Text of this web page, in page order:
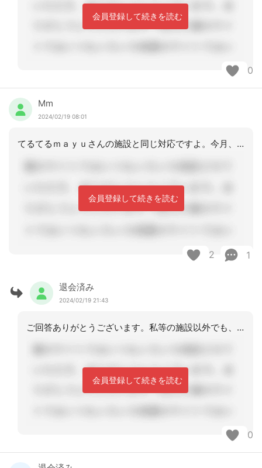
会員登録して続きを読む
0
Mm
2024/02/19 08:01
てるてるｍａｙｕさんの施設と同じ対応ですよ。今月、そうでした！
会員登録して続きを読む
2 1
退会済み
2024/02/19 21:43
ご回答ありがとうございます。私等の施設以外でも、他施設さんで今でも同じ対応をされ
会員登録して続きを読む
0